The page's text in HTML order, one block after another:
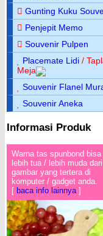
Gunting Kuku
Penjepit Memo
Souvenir Pulpen
Placemate Lidi /
Meja
Souvenir Flanel
Souvenir Aneka
Informasi Produk
Warna tas spunbond bisa
lebih tua / lebih muda dari
gambar yang tertera di
komputer / gadget anda.
[ baca info lainnya]